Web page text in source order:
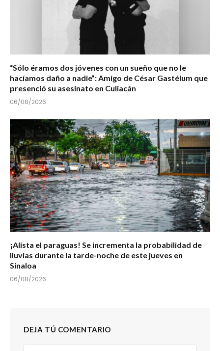
“Sólo éramos dos jóvenes con un sueño que no le
hacíamos daño a nadie”: Amigo de César Gastélum que
presenció su asesinato en Culiacán
06/08/2026
¡Alista el paraguas! Se incrementa la probabilidad de
lluvias durante la tarde-noche de este jueves en
Sinaloa
06/08/2026
DEJA TÚ COMENTARIO